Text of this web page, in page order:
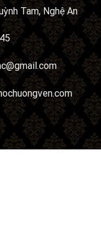
Tam, Nghệ An